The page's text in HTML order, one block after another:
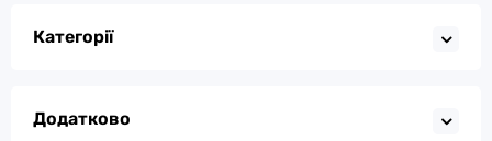
Категорії
Додатково